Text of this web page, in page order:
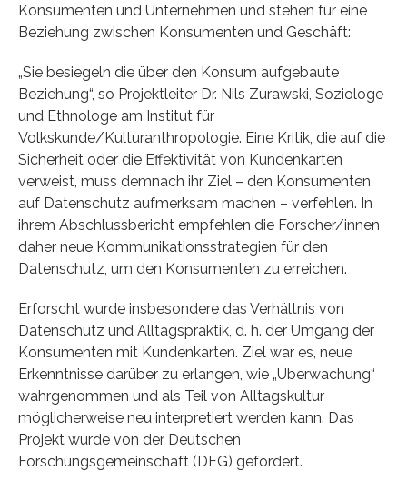
Konsumenten und Unternehmen und stehen für eine
Beziehung zwischen Konsumenten und Geschäft:
„Sie besiegeln die über den Konsum aufgebaute
Beziehung“, so Projektleiter Dr. Nils Zurawski, Soziologe
und Ethnologe am Institut für
Volkskunde/Kulturanthropologie. Eine Kritik, die auf die
Sicherheit oder die Effektivität von Kundenkarten
verweist, muss demnach ihr Ziel – den Konsumenten
auf Datenschutz aufmerksam machen – verfehlen. In
ihrem Abschlussbericht empfehlen die Forscher/innen
daher neue Kommunikationsstrategien für den
Datenschutz, um den Konsumenten zu erreichen.
Erforscht wurde insbesondere das Verhältnis von
Datenschutz und Alltagspraktik, d. h. der Umgang der
Konsumenten mit Kundenkarten. Ziel war es, neue
Erkenntnisse darüber zu erlangen, wie „Überwachung“
wahrgenommen und als Teil von Alltagskultur
möglicherweise neu interpretiert werden kann. Das
Projekt wurde von der Deutschen
Forschungsgemeinschaft (DFG) gefördert.